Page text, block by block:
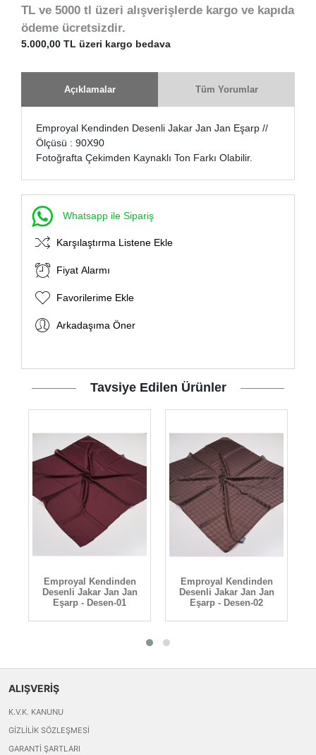
TL ve 5000 tl üzeri alışverişlerde kargo ve kapıda
ödeme ücretsizdir.
5.000,00 TL üzeri kargo bedava
Açıklamalar Tüm Yorumlar
Emproyal Kendinden Desenli Jakar Jan Jan Eşarp //
Ölçüsü : 90X90
Fotoğrafta Çekimden Kaynaklı Ton Farkı Olabilir.
Whatsapp ile Sipariş
Karşılaştırma Listene Ekle
Fiyat Alarmı
Favorilerime Ekle
Arkadaşıma Öner
Tavsiye Edilen Ürünler
Emproyal Kendinden
Desenli Jakar Jan Jan
Eşarp - Desen-01
Emproyal Kendinden
Desenli Jakar Jan Jan
Eşarp - Desen-02
ALIŞVERİŞ
K.V.K. KANUNU
GIZLILIK SÖZLEŞMESI
GARANTI ŞARTLARI